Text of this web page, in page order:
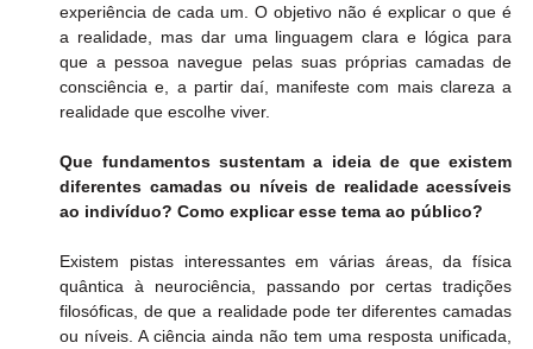
experiência de cada um. O objetivo não é explicar o que é
a realidade, mas dar uma linguagem clara e lógica para
que a pessoa navegue pelas suas próprias camadas de
consciência e, a partir daí, manifeste com mais clareza a
realidade que escolhe viver.
Que fundamentos sustentam a ideia de que existem
diferentes camadas ou níveis de realidade acessíveis
ao indivíduo? Como explicar esse tema ao público?
Existem pistas interessantes em várias áreas, da física
quântica à neurociência, passando por certas tradições
filosóficas, de que a realidade pode ter diferentes camadas
ou níveis. A ciência ainda não tem uma resposta unificada,